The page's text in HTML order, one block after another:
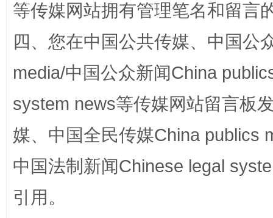
等传媒网站拥有管理笔名和留言
四、您在中国公共传媒、中国公
media/中国公众新闻China
system news等传媒网站留言板
媒、中国全民传媒China publics
中国法制新闻Chinese legal
引用。